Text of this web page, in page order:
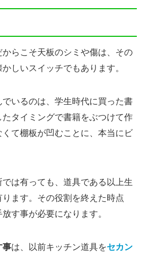
らこそ天板のシミや傷は、その
しいスイッチでもあります。
いるのは、学生時代に買った書
タイミングで書籍をぶつけて作
て棚板が凹むことに、本当にビ
は有っても、道具である以上生
ます。その役割を終えた時点
す事が必要になります。
事は、以前キッチン道具をセカン